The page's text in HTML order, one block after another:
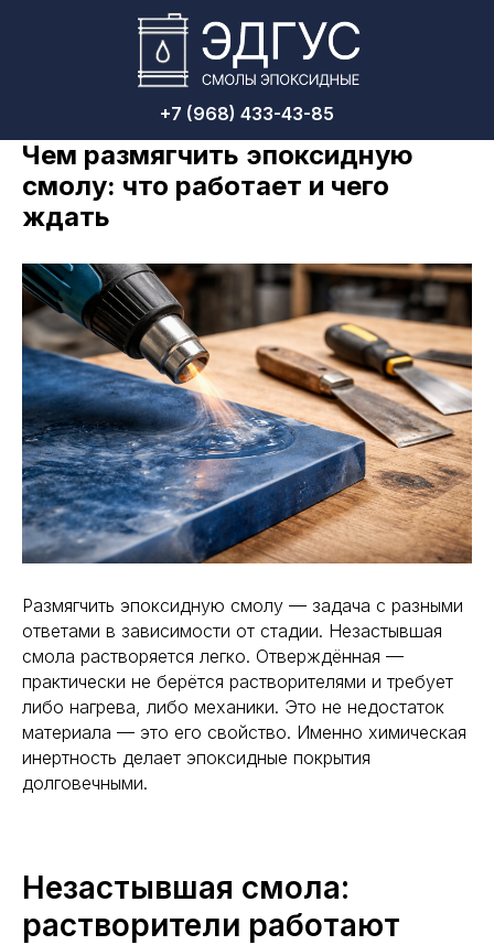
+7 (968) 433-43-85
Чем размягчить эпоксидную
смолу: что работает и чего
ждать
Размягчить эпоксидную смолу — задача с разными
ответами в зависимости от стадии. Незастывшая
смола растворяется легко. Отверждённая —
практически не берётся растворителями и требует
либо нагрева, либо механики. Это не недостаток
материала — это его свойство. Именно химическая
инертность делает эпоксидные покрытия
долговечными.
Незастывшая смола:
растворители работают